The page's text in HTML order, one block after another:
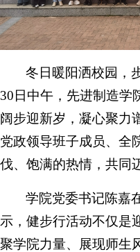
冬日暖阳洒校园，
30日中午，先进制造学
阔步迎新岁，凝心聚力
党政领导班子成员、全
伐、饱满的热情，共同
学院党委书记陈嘉
示，健步行活动不仅是
聚学院力量、展现师生